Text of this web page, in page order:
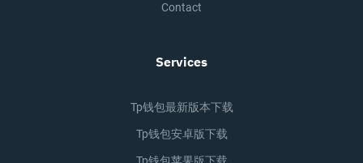
Contact
Services
Tp钱包最新版本下载
Tp钱包安卓版下载